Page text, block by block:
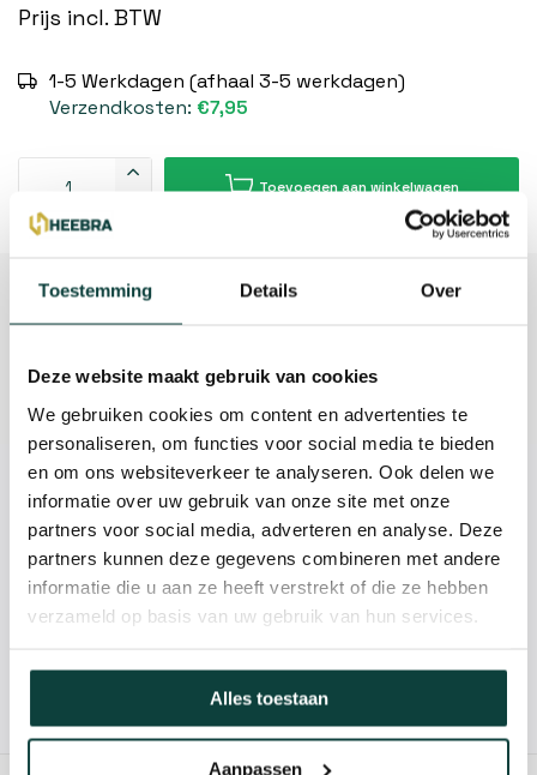
Toestemming Details Over
Deze website maakt gebruik van cookies
We gebruiken cookies om content en advertenties te
personaliseren, om functies voor social media te bieden
en om ons websiteverkeer te analyseren. Ook delen we
informatie over uw gebruik van onze site met onze
partners voor social media, adverteren en analyse. Deze
partners kunnen deze gegevens combineren met andere
informatie die u aan ze heeft verstrekt of die ze hebben
verzameld op basis van uw gebruik van hun services.
Alles toestaan
Aanpassen
Prijs incl. BTW
1-5 Werkdagen (afhaal 3-5 werkdagen)
Verzendkosten: €7,95
Toevoegen aan winkelwagen
Beschrijving
Specificaties
Kunnen we je helpen?
085-2121757
info@heebra.com
Hovenier of klusbedrijf? Neem contact met ons op voor
10% korting!